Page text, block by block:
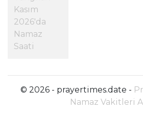
Kasım
2026'da
Namaz
Saati
© 2026 - prayertimes.date -
Namaz Vakitleri